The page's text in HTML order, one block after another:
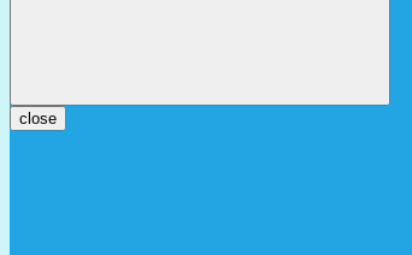
close